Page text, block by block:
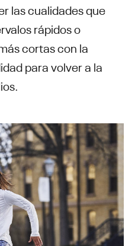
las cualidades que
rápidos o
cortas con la
para volver a la